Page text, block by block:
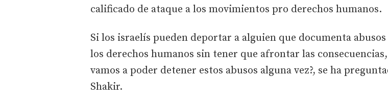
calificado de ataque a los movimientos pro derechos humanos.
Si los israelís pueden deportar a alguien que documenta
los derechos humanos sin tener que afrontar las
vamos a poder detener estos abusos alguna vez?, se ha
Shakir.